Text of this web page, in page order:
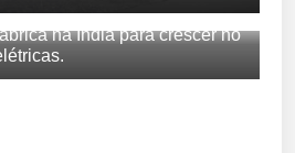
na Índia para crescer no